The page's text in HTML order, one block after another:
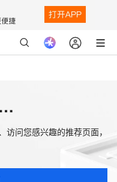
问您感兴趣的推荐页面，